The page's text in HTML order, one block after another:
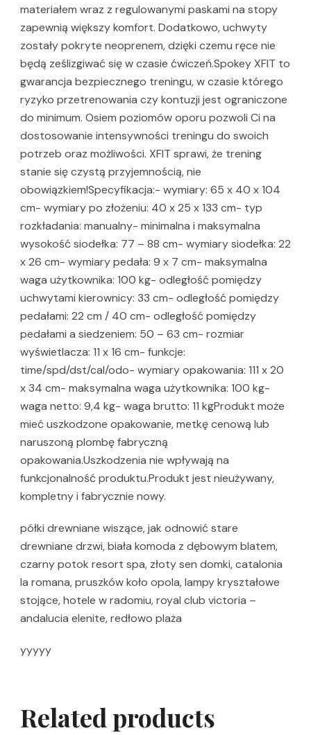
materiałem wraz z regulowanymi paskami na stopy
zapewnią większy komfort. Dodatkowo, uchwyty
zostały pokryte neoprenem, dzięki czemu ręce nie
będą ześlizgiwać się w czasie ćwiczeń.Spokey XFIT to
gwarancja bezpiecznego treningu, w czasie którego
ryzyko przetrenowania czy kontuzji jest ograniczone
do minimum. Osiem poziomów oporu pozwoli Ci na
dostosowanie intensywności treningu do swoich
potrzeb oraz możliwości. XFIT sprawi, że trening
stanie się czystą przyjemnością, nie
obowiązkiem!Specyfikacja:- wymiary: 65 x 40 x 104
cm- wymiary po złożeniu: 40 x 25 x 133 cm- typ
rozkładania: manualny- minimalna i maksymalna
wysokość siodełka: 77 – 88 cm- wymiary siodełka: 22
x 26 cm- wymiary pedała: 9 x 7 cm- maksymalna
waga użytkownika: 100 kg- odległość pomiędzy
uchwytami kierownicy: 33 cm- odległość pomiędzy
pedałami: 22 cm / 40 cm- odległość pomiędzy
pedałami a siedzeniem: 50 – 63 cm- rozmiar
wyświetlacza: 11 x 16 cm- funkcje:
time/spd/dst/cal/odo- wymiary opakowania: 111 x 20
x 34 cm- maksymalna waga użytkownika: 100 kg-
waga netto: 9,4 kg- waga brutto: 11 kgProdukt może
mieć uszkodzone opakowanie, metkę cenową lub
naruszoną plombę fabryczną
opakowania.Uszkodzenia nie wpływają na
funkcjonalność produktu.Produkt jest nieużywany,
kompletny i fabrycznie nowy.
półki drewniane wiszące, jak odnowić stare
drewniane drzwi, biała komoda z dębowym blatem,
czarny potok resort spa, złoty sen domki, catalonia
la romana, pruszków koło opola, lampy kryształowe
stojące, hotele w radomiu, royal club victoria –
andalucia elenite, redłowo plaża
yyyyy
Related products